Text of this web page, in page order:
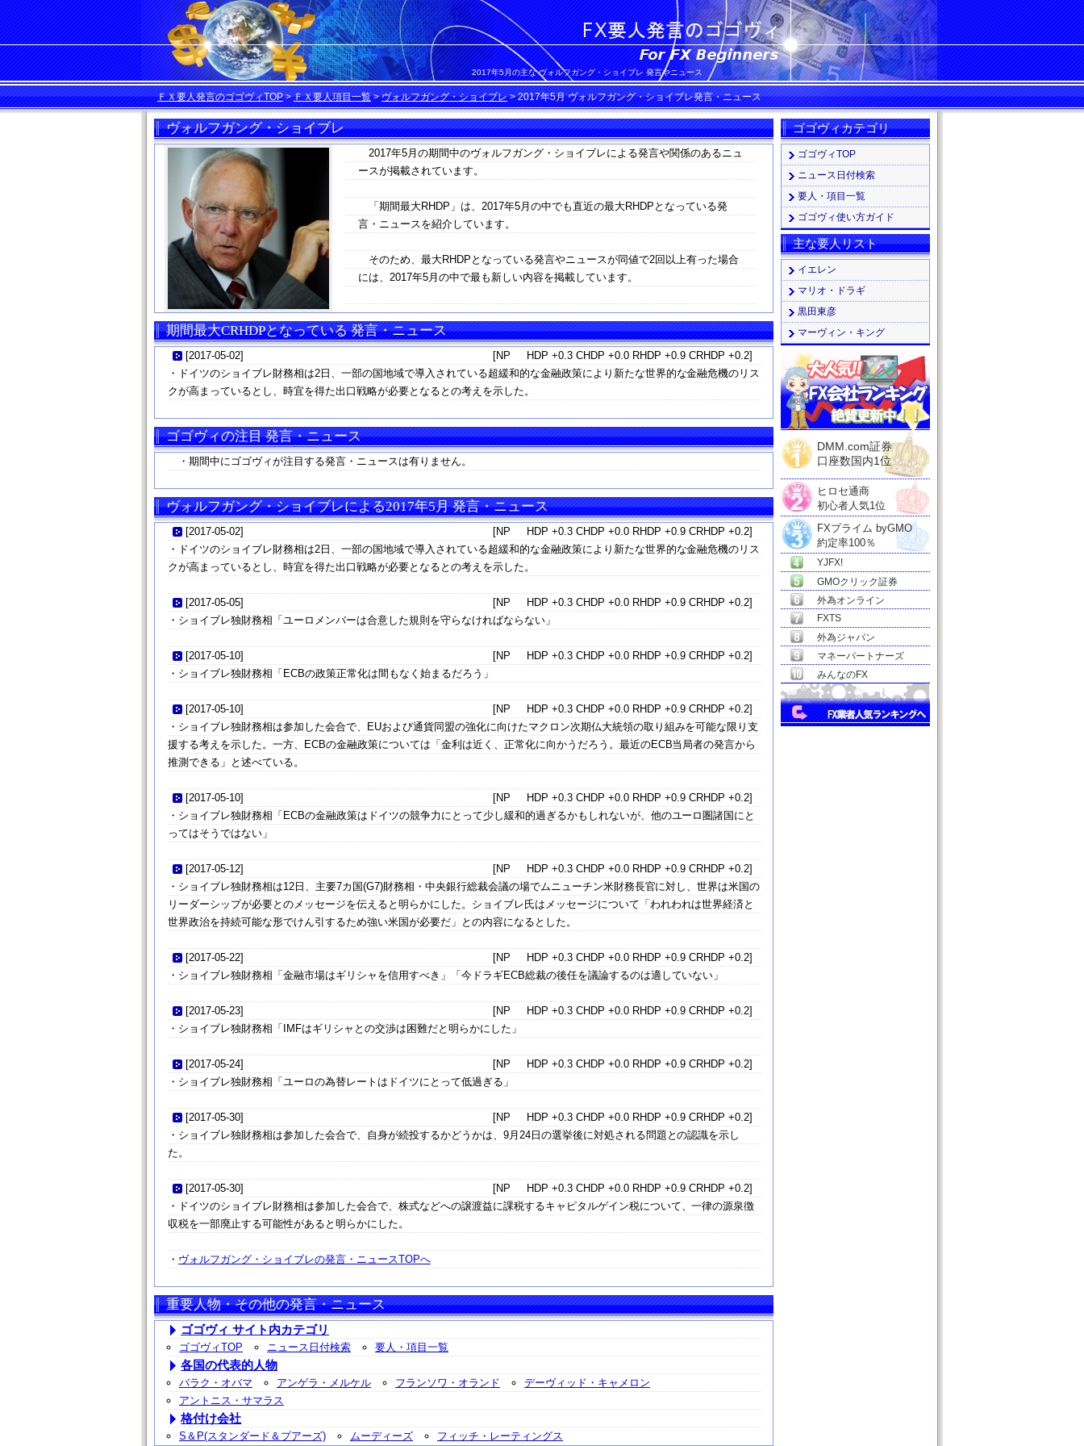
2017年5月の主な ヴォルフガング・ショイブレ 発言やニュース
ＦＸ要人発言のゴゴヴィTOP>ＦＸ要人項目一覧>ヴォルフガング・ショイブレ>2017年5月 ヴォルフガング・ショイブレ発言・ニュース
ヴォルフガング・ショイブレ
2017年5月の期間中のヴォルフガング・ショイブレによる発言や関係のあるニュ
ースが掲載されています。
「期間最大RHDP」は、2017年5月の中でも直近の最大RHDPとなっている発
言・ニュースを紹介しています。
そのため、最大RHDPとなっている発言やニュースが同値で2回以上有った場合
には、2017年5月の中で最も新しい内容を掲載しています。
期間最大CRHDPとなっている 発言・ニュース
[2017-05-02]
[NP HDP +0.3 CHDP +0.0 RHDP +0.9 CRHDP +0.2]
・ドイツのショイブレ財務相は2日、一部の国地域で導入されている超緩和的な金融政策により新たな世界的な金融危機のリス
クが高まっているとし、時宜を得た出口戦略が必要となるとの考えを示した。
ゴゴヴィの注目 発言・ニュース
・期間中にゴゴヴィが注目する発言・ニュースは有りません。
ヴォルフガング・ショイブレによる2017年5月 発言・ニュース
[2017-05-02]
[NP HDP +0.3 CHDP +0.0 RHDP +0.9 CRHDP +0.2]
・ドイツのショイブレ財務相は2日、一部の国地域で導入されている超緩和的な金融政策により新たな世界的な金融危機のリス
クが高まっているとし、時宜を得た出口戦略が必要となるとの考えを示した。
[2017-05-05]
[NP HDP +0.3 CHDP +0.0 RHDP +0.9 CRHDP +0.2]
・ショイブレ独財務相「ユーロメンバーは合意した規則を守らなければならない」
[2017-05-10]
[NP HDP +0.3 CHDP +0.0 RHDP +0.9 CRHDP +0.2]
・ショイブレ独財務相「ECBの政策正常化は間もなく始まるだろう」
[2017-05-10]
[NP HDP +0.3 CHDP +0.0 RHDP +0.9 CRHDP +0.2]
・ショイブレ独財務相は参加した会合で、EUおよび通貨同盟の強化に向けたマクロン次期仏大統領の取り組みを可能な限り支
援する考えを示した。一方、ECBの金融政策については「金利は近く、正常化に向かうだろう。最近のECB当局者の発言から
推測できる」と述べている。
[2017-05-10]
[NP HDP +0.3 CHDP +0.0 RHDP +0.9 CRHDP +0.2]
・ショイブレ独財務相「ECBの金融政策はドイツの競争力にとって少し緩和的過ぎるかもしれないが、他のユーロ圏諸国にと
ってはそうではない」
[2017-05-12]
[NP HDP +0.3 CHDP +0.0 RHDP +0.9 CRHDP +0.2]
・ショイブレ独財務相は12日、主要7カ国(G7)財務相・中央銀行総裁会議の場でムニューチン米財務長官に対し、世界は米国の
リーダーシップが必要とのメッセージを伝えると明らかにした。ショイブレ氏はメッセージについて「われわれは世界経済と
世界政治を持続可能な形でけん引するため強い米国が必要だ」との内容になるとした。
[2017-05-22]
[NP HDP +0.3 CHDP +0.0 RHDP +0.9 CRHDP +0.2]
・ショイブレ独財務相「金融市場はギリシャを信用すべき」「今ドラギECB総裁の後任を議論するのは適していない」
[2017-05-23]
[NP HDP +0.3 CHDP +0.0 RHDP +0.9 CRHDP +0.2]
・ショイブレ独財務相「IMFはギリシャとの交渉は困難だと明らかにした」
[2017-05-24]
[NP HDP +0.3 CHDP +0.0 RHDP +0.9 CRHDP +0.2]
・ショイブレ独財務相「ユーロの為替レートはドイツにとって低過ぎる」
[2017-05-30]
[NP HDP +0.3 CHDP +0.0 RHDP +0.9 CRHDP +0.2]
・ショイブレ独財務相は参加した会合で、自身が続投するかどうかは、9月24日の選挙後に対処される問題との認識を示し
た。
[2017-05-30]
[NP HDP +0.3 CHDP +0.0 RHDP +0.9 CRHDP +0.2]
・ドイツのショイブレ財務相は参加した会合で、株式などへの譲渡益に課税するキャピタルゲイン税について、一律の源泉徴
収税を一部廃止する可能性があると明らかにした。
・ ヴォルフガング・ショイブレの発言・ニュースTOPへ
重要人物・その他の発言・ニュース
ゴゴヴィ サイト内カテゴリ
ゴゴヴィTOP ニュース日付検索 要人・項目一覧
各国の代表的人物
バラク・オバマ アンゲラ・メルケル フランソワ・オランド
デーヴィッド・キャメロン
アントニス・サマラス
格付け会社
S＆P(スタンダード＆プアーズ) ムーディーズ フィッチ・レーティングス
ゴゴヴィカテゴリ
ゴゴヴィTOP
ニュース日付検索
要人・項目一覧
ゴゴヴィ使い方ガイド
主な要人リスト
イエレン
マリオ・ドラギ
黒田東彦
マーヴィン・キング
DMM.com証券
口座数国内1位
ヒロセ通商
初心者人気1位
FXプライム byGMO
約定率100％
YJFX!
GMOクリック証券
外為オンライン
FXTS
外為ジャパン
マネーパートナーズ
みんなのFX